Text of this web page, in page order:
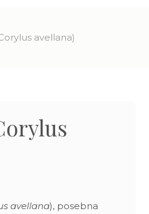
avellana)
avellana), posebna